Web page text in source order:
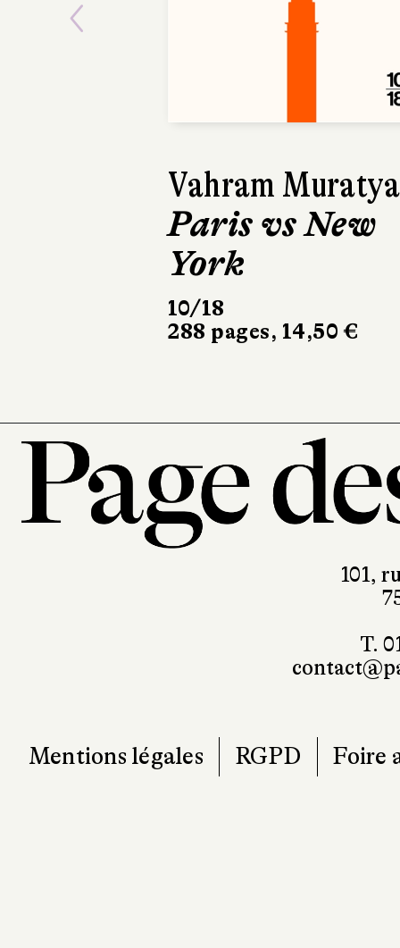
Vahram
Paris vs New
York
10/18
288 pages, 14,50 €
Previous
101,
T.
Mentions légales RGPD Foire